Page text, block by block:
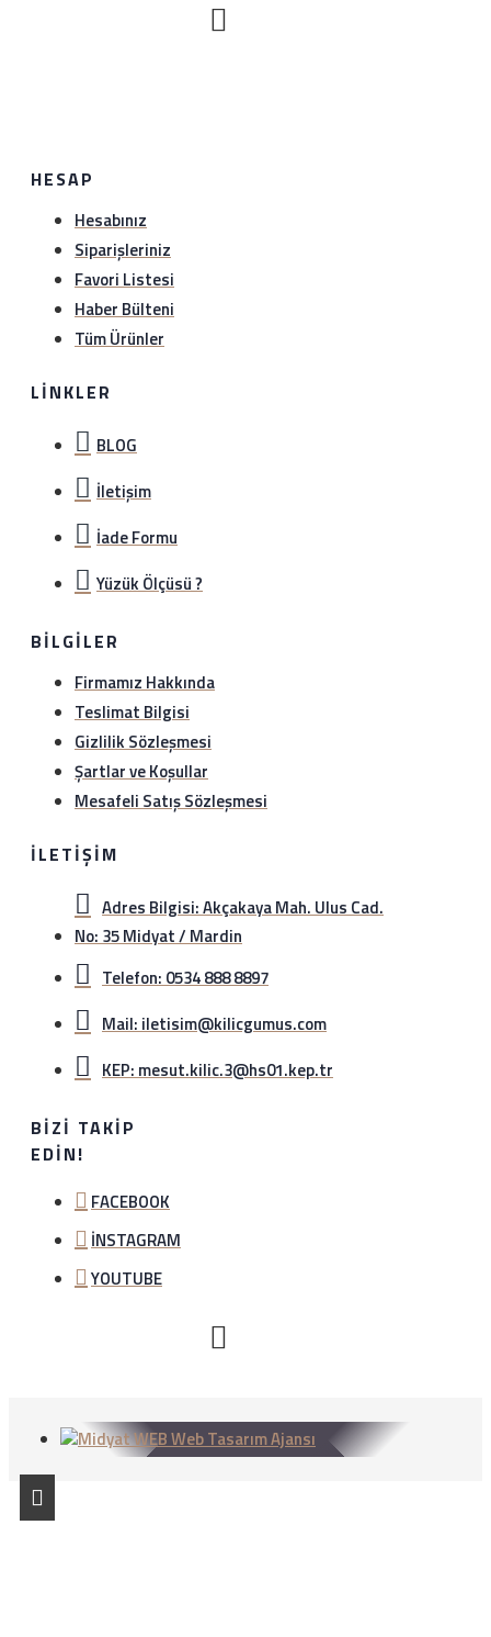
HESAP
Hesabınız
Siparişleriniz
Favori Listesi
Haber Bülteni
Tüm Ürünler
LINKLER
BLOG
İletişim
İade Formu
Yüzük Ölçüsü ?
BILGILER
Firmamız Hakkında
Teslimat Bilgisi
Gizlilik Sözleşmesi
Şartlar ve Koşullar
Mesafeli Satış Sözleşmesi
İLETIŞIM
Adres Bilgisi: Akçakaya Mah. Ulus Cad.
No: 35 Midyat / Mardin
Telefon: 0534 888 8897
Mail: iletisim@kilicgumus.com
KEP: mesut.kilic.3@hs01.kep.tr
BIZI TAKIP
EDIN!
FACEBOOK
İNSTAGRAM
YOUTUBE